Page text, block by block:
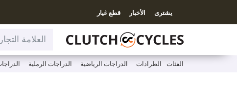
يشترى الأخبار قطع غيار
العلامة التجارية ، موديل، فئة أو
الفئات الطرادات الدراجات الرياضية الدراجات الرملية